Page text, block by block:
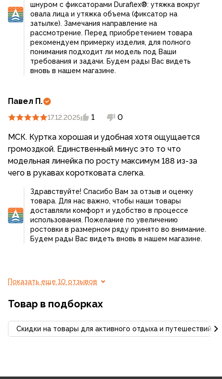
шнуром с фиксаторами Duraflex®: утяжка вокруг
овала лица и утяжка объема (фиксатор на
затылке). Замечания направление на
рассмотрение. Перед приобретением товара
рекомендуем примерку изделия, для полного
понимания подходит ли модель под Ваши
требования и задачи. Будем рады Вас видеть
вновь в нашем магазине.
Павел П.
17.12.2025 1 0
МСК. Куртка хорошая и удобная хотя ощущается
громоздкой. Единственный минус это то что
модельная линейка по росту максимум 188 из-за
чего в рукавах коротковата слегка.
Здравствуйте! Спасибо Вам за отзыв и оценку
товара. Для нас важно, чтобы наши товары
доставляли комфорт и удобство в процессе
использования. Пожелание по увеличению
ростовки в размерном ряду принято во внимание.
Будем рады Вас видеть вновь в нашем магазине.
Показать еще 10 отзывов
Товар в подборках
Скидки на товары для активного отдыха и путешествий